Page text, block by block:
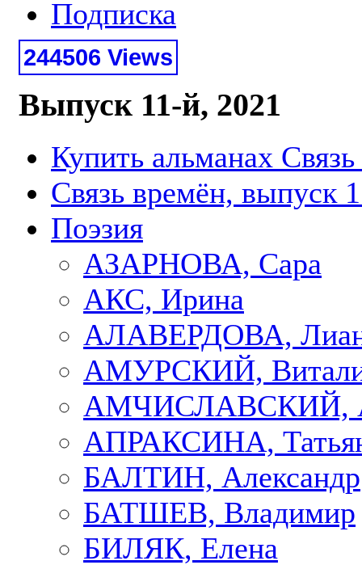
Подписка
244506 Views
Выпуск 11-й, 2021
Купить альманах
Связь времён, выпуск
Поэзия
АЗАРНОВА, Сара
АКС, Ирина
АЛАВЕРДОВА,
АМУРСКИЙ,
АМЧИСЛАВСКИЙ,
АПРАКСИНА,
БАЛТИН, Александр
БАТШЕВ, Владимир
БИЛЯК, Елена